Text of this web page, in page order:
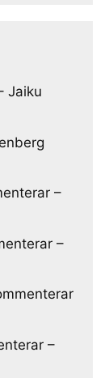
Jaiku
–
–
–